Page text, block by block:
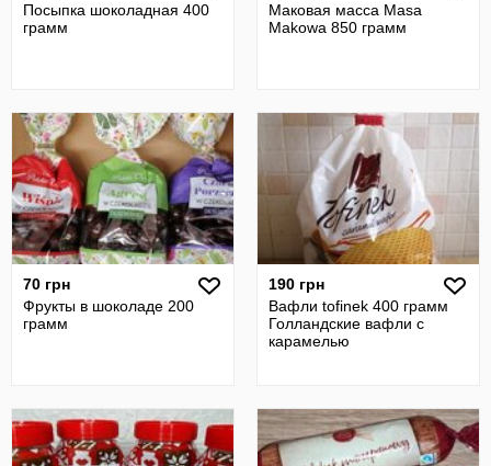
Посыпка шоколадная 400
грамм
Маковая масса Masa
Makowa 850 грамм
70 грн
Фрукты в шоколаде 200
грамм
190 грн
Вафли tofinek 400 грамм
Голландские вафли с
карамелью